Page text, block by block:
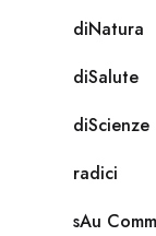
diNatura
diSalute
diScienze
radici
sAu